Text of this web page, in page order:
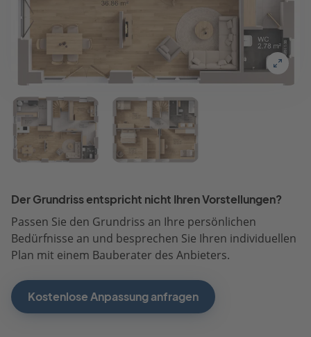
Der Grundriss entspricht nicht Ihren Vorstellungen?
Passen Sie den Grundriss an Ihre persönlichen
Bedürfnisse an und besprechen Sie Ihren individuellen
Plan mit einem Bauberater des Anbieters.
Kostenlose Anpassung anfragen